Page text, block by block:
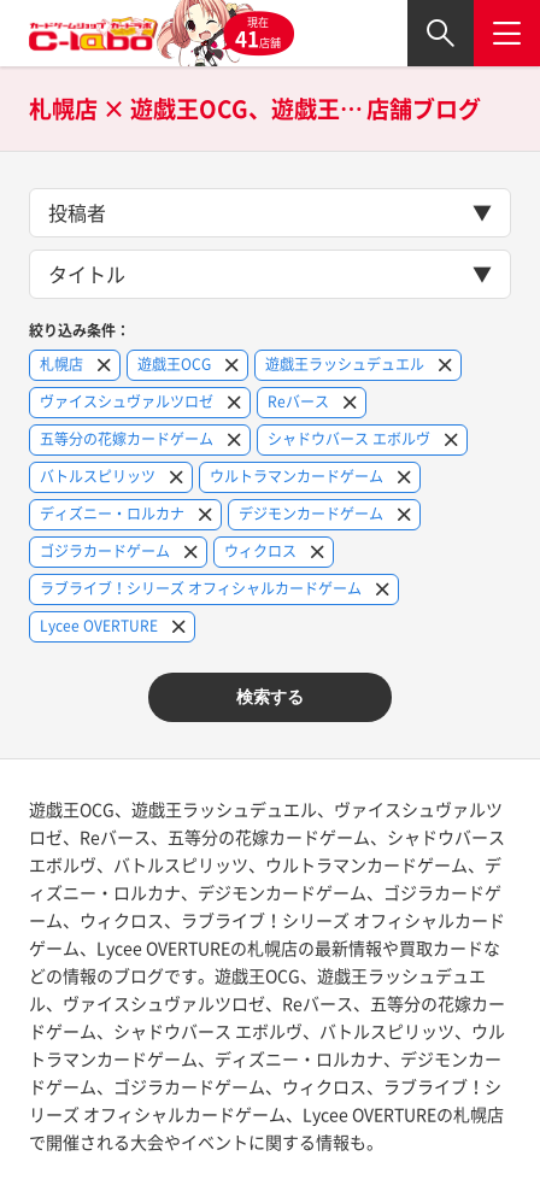
現在
41店舗
札幌店 × 遊戯王OCG、遊戯王ラッシュデュエル、ヴァイスシュヴァルツロゼ、Reバース、五等分の花嫁カードゲーム、シャドウバース エボルヴ、バトルスピリッツ、ウルトラマンカードゲーム、ディズニー・ロルカナ、デジモンカードゲーム、ゴジラカードゲーム、ウィクロス、ラブライブ！シリーズ オフィシャルカードゲーム、Lycee OVERTUREの店舗ブログ
投稿者
タイトル
絞り込み条件：
札幌店
遊戯王OCG
遊戯王ラッシュデュエル
ヴァイスシュヴァルツロゼ
Reバース
五等分の花嫁カードゲーム
シャドウバース エボルヴ
バトルスピリッツ
ウルトラマンカードゲーム
ディズニー・ロルカナ
デジモンカードゲーム
ゴジラカードゲーム
ウィクロス
ラブライブ！シリーズ オフィシャルカードゲーム
Lycee OVERTURE
検索する
遊戯王OCG、遊戯王ラッシュデュエル、ヴァイスシュヴァルツ
ロゼ、Reバース、五等分の花嫁カードゲーム、シャドウバース
エボルヴ、バトルスピリッツ、ウルトラマンカードゲーム、デ
ィズニー・ロルカナ、デジモンカードゲーム、ゴジラカードゲ
ーム、ウィクロス、ラブライブ！シリーズ オフィシャルカード
ゲーム、Lycee OVERTUREの札幌店の最新情報や買取カードな
どの情報のブログです。遊戯王OCG、遊戯王ラッシュデュエ
ル、ヴァイスシュヴァルツロゼ、Reバース、五等分の花嫁カー
ドゲーム、シャドウバース エボルヴ、バトルスピリッツ、ウル
トラマンカードゲーム、ディズニー・ロルカナ、デジモンカー
ドゲーム、ゴジラカードゲーム、ウィクロス、ラブライブ！シ
リーズ オフィシャルカードゲーム、Lycee OVERTUREの札幌店
で開催される大会やイベントに関する情報も。